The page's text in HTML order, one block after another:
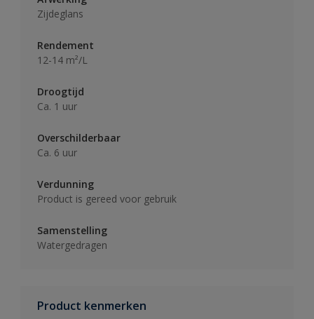
Zijdeglans
Rendement
12-14 m²/L
Droogtijd
Ca. 1 uur
Overschilderbaar
Ca. 6 uur
Verdunning
Product is gereed voor gebruik
Samenstelling
Watergedragen
Product kenmerken